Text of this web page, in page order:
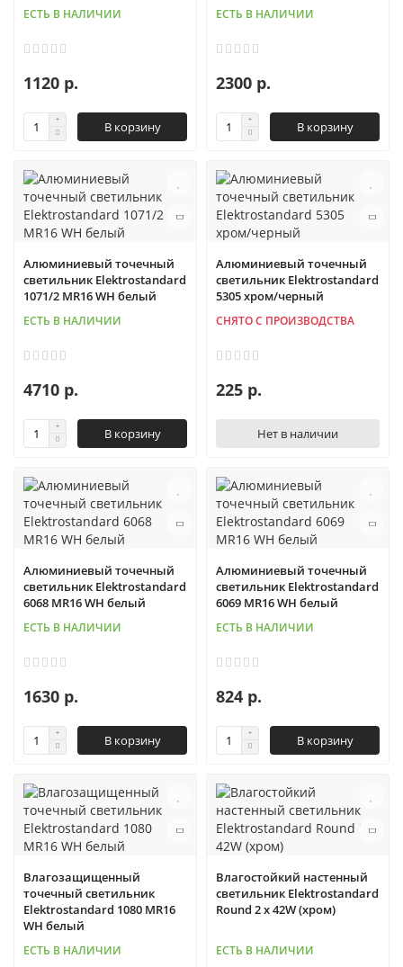
ЕСТЬ В НАЛИЧИИ
1120 р.
В корзину
ЕСТЬ В НАЛИЧИИ
2300 р.
В корзину
Алюминиевый точечный
светильник Elektrostandard
1071/2 MR16 WH белый
ЕСТЬ В НАЛИЧИИ
4710 р.
В корзину
Алюминиевый точечный
светильник Elektrostandard
5305 хром/черный
СНЯТО С ПРОИЗВОДСТВА
225 р.
Нет в наличии
Алюминиевый точечный
светильник Elektrostandard
6068 MR16 WH белый
ЕСТЬ В НАЛИЧИИ
1630 р.
В корзину
Алюминиевый точечный
светильник Elektrostandard
6069 MR16 WH белый
ЕСТЬ В НАЛИЧИИ
824 р.
В корзину
Влагозащищенный
точечный светильник
Elektrostandard 1080 MR16
WH белый
ЕСТЬ В НАЛИЧИИ
Влагостойкий настенный
светильник Elektrostandard
Round 2 х 42W (хром)
ЕСТЬ В НАЛИЧИИ